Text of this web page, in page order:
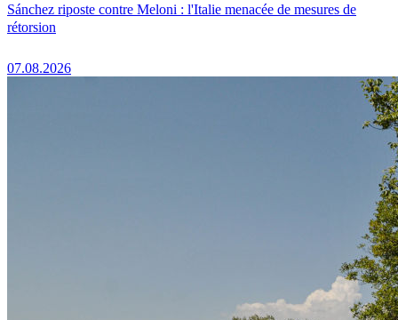
Sánchez riposte contre Meloni : l'Italie menacée de mesures de
rétorsion
07.08.2026